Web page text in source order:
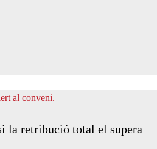
la retribució total el supera